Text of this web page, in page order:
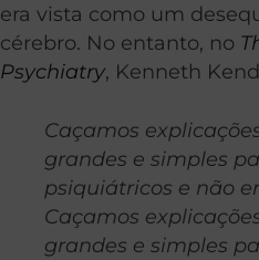
era vista como um
cérebro. No entanto, no
Psychiatry, Kenneth
Caçamos
grandes e simples
psiquiátricos e não
Caçamos
grandes e simples